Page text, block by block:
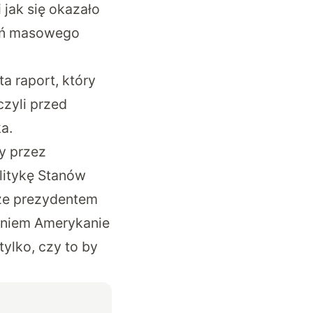
się okazało
masowego
raport, który
przed
przez
Stanów
prezydentem
Amerykanie
czy to by